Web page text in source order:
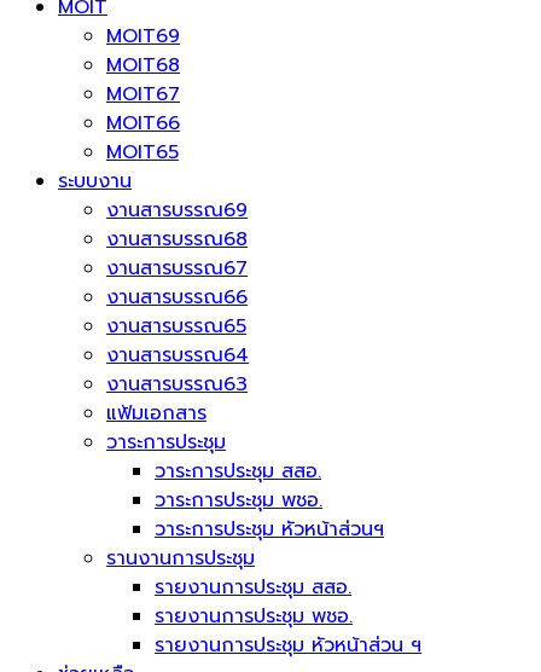
MOIT
MOIT69
MOIT68
MOIT67
MOIT66
MOIT65
ระบบงาน
งานสารบรรณ69
งานสารบรรณ68
งานสารบรรณ67
งานสารบรรณ66
งานสารบรรณ65
งานสารบรรณ64
งานสารบรรณ63
แฟ้มเอกสาร
วาระการประชุม
วาระการประชุม สสอ.
วาระการประชุม พชอ.
วาระการประชุม หัวหน้าส่วนฯ
รานงานการประชุม
รายงานการประชุม สสอ.
รายงานการประชุม พชอ.
รายงานการประชุม หัวหน้าส่วน ฯ